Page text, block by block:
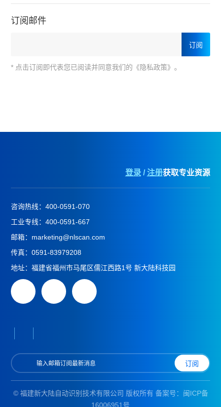
订阅邮件
* 点击订阅即代表您已阅读并同意我们的《隐私政策》。
登录/ 注册获取专业资源
咨询热线：400-0591-070
工业专线：400-0591-667
邮箱： marketing@nlscan.com
传真：0591-83979208
地址：福建省福州市马尾区儒江西路1号 新大陆科技园
© 福建新大陆自动识别技术有限公司 版权所有 备案号： 闽ICP备
16006951号